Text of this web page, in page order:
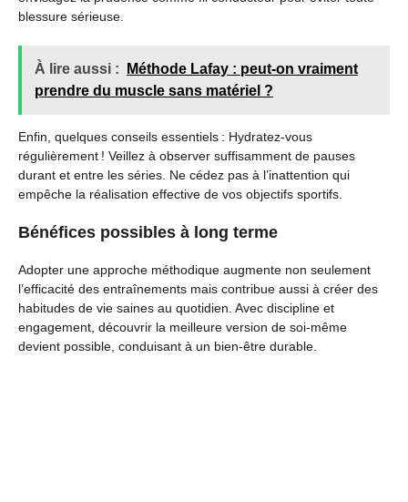
blessure sérieuse.
À lire aussi :
Méthode Lafay : peut-on vraiment
prendre du muscle sans matériel ?
Enfin, quelques conseils essentiels : Hydratez-vous
régulièrement ! Veillez à observer suffisamment de pauses
durant et entre les séries. Ne cédez pas à l’inattention qui
empêche la réalisation effective de vos objectifs sportifs.
Bénéfices possibles à long terme
Adopter une approche méthodique augmente non seulement
l’efficacité des entraînements mais contribue aussi à créer des
habitudes de vie saines au quotidien. Avec discipline et
engagement, découvrir la meilleure version de soi-même
devient possible, conduisant à un bien-être durable.